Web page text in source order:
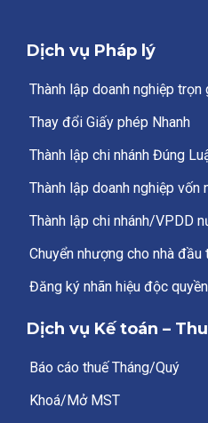
Dịch vụ Pháp lý
Thành lập doanh nghiệp trọn
Thay đổi Giấy phép Nhanh
Thành lập chi nhánh Đúng
Thành lập doanh nghiệp vốn
Thành lập chi nhánh/VPDD
Chuyển nhượng cho nhà
Đăng ký nhãn hiệu độc quyền
Dịch vụ Kế toán –
Báo cáo thuế Tháng/Quý
Khoá/Mở MST